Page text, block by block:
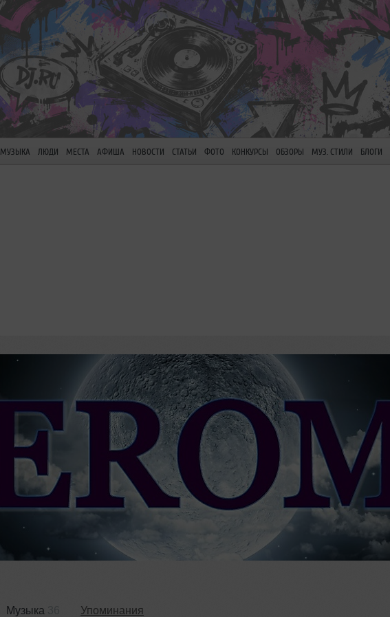
МУЗЫКА ЛЮДИ МЕСТА АФИША НОВОСТИ СТАТЬИ ФОТО КОНКУРСЫ ОБЗОРЫ МУЗ. СТИЛИ БЛОГИ
Музыка Упоминания